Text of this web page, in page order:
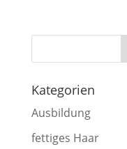
Kategorien
Ausbildung
fettiges Haar